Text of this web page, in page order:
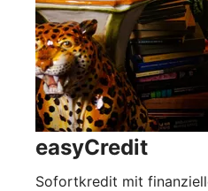
easyCredit
Sofortkredit mit